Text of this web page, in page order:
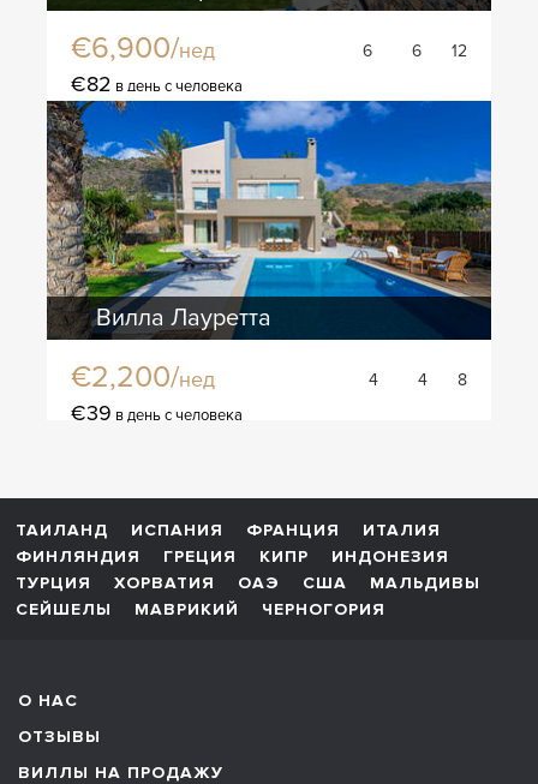
€6,900/нед 6 6 12
€82 в день с человека
Вилла Лауретта
€2,200/нед 4 4 8
€39 в день с человека
ТАИЛАНД ИСПАНИЯ ФРАНЦИЯ
ИТАЛИЯ
ФИНЛЯНДИЯ
ГРЕЦИЯ КИПР
ИНДОНЕЗИЯ
ТУРЦИЯ
ХОРВАТИЯ ОАЭ США
МАЛЬДИВЫ
СЕЙШЕЛЫ
МАВРИКИЙ ЧЕРНОГОРИЯ
О НАС
ОТЗЫВЫ
ВИЛЛЫ НА ПРОДАЖУ